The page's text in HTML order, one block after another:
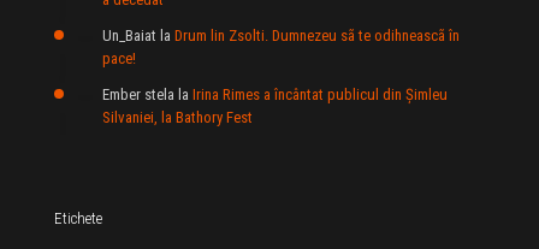
Un_Baiat la Drum lin Zsolti. Dumnezeu sã te odihneascã în
pace!
Ember stela la Irina Rimes a încântat publicul din Şimleu
Silvaniei, la Bathory Fest
Etichete